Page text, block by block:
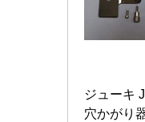
ジューキ
穴かがり